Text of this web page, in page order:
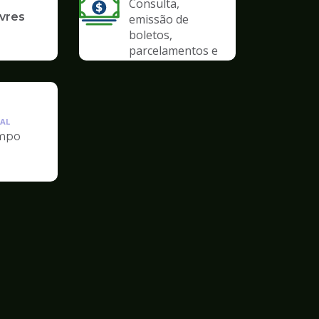
Consulta,
emissão de
boletos,
parcelamentos e